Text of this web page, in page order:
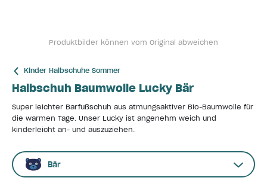
Produktbilder können vom Original abweichen
Kinder Halbschuhe Sommer
Halbschuh Baumwolle Lucky Bär
Super leichter Barfußschuh aus atmungsaktiver Bio-Baumwolle für
die warmen Tage. Unser Lucky ist angenehm weich und
kinderleicht an- und auszuziehen.
Bär